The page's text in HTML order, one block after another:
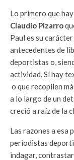
Lo primero que
Claudio Pizarro
Paul es su
antecedentes de
deportistas o,
actividad. Sí hay
o que recopilen
a lo largo de un
creció a raíz de la
Las razones a esa
periodistas
indagar,